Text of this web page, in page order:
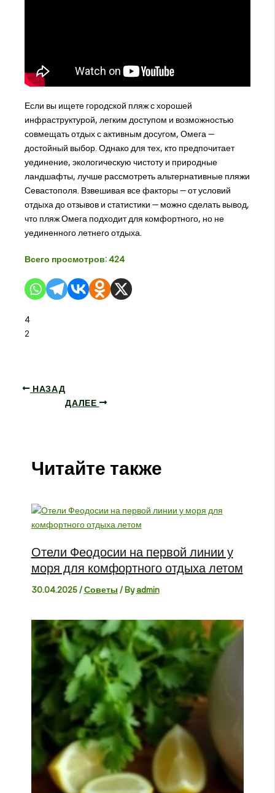
Если вы ищете городской пляж с хорошей
инфраструктурой, легким доступом и возможностью
совмещать отдых с активным досугом, Омега —
достойный выбор. Однако для тех, кто предпочитает
уединение, экологическую чистоту и природные
ландшафты, лучше рассмотреть альтернативные пляжи
Севастополя. Взвешивая все факторы — от условий
отдыха до отзывов и статистики — можно сделать вывод,
что пляж Омега подходит для комфортного, но не
уединенного летнего отдыха.
Всего просмотров: 424
4
2
НАЗАД
ДАЛЕЕ
Читайте также
Отели Феодосии на первой линии у
моря для комфортного отдыха летом
30.04.2025/Советы / Byadmin